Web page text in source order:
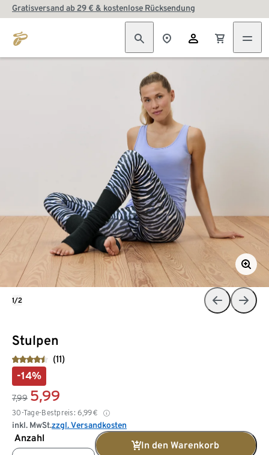
Gratisversand ab 29 € & kostenlose Rücksendung
Stulpen
(11)
-14%
7,99 5,99
30-Tage-Bestpreis: 6,99€
inkl. MwSt.zzgl. Versandkosten
Anzahl
In den Warenkorb
1/2